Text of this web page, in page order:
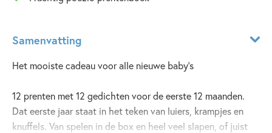
Samenvatting
Het mooiste cadeau voor alle nieuwe baby’s
12 prenten met 12 gedichten voor de eerste 12 maanden.
Dat eerste jaar staat in het teken van luiers, krampjes en
knuffels. Van spelen in de box en heel veel slapen, of juist